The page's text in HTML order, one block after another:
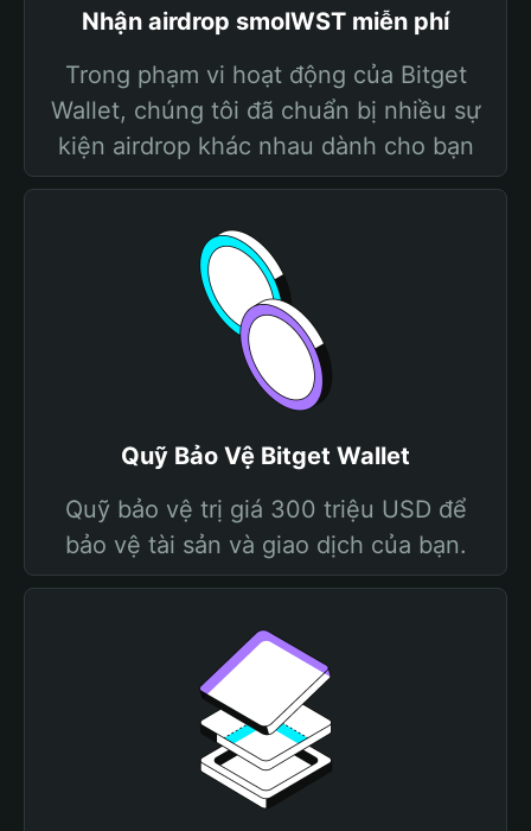
Nhận airdrop smolWST miễn phí
Trong phạm vi hoạt động của Bitget
Wallet, chúng tôi đã chuẩn bị nhiều sự
kiện airdrop khác nhau dành cho bạn
Quỹ Bảo Vệ Bitget Wallet
Quỹ bảo vệ trị giá 300 triệu USD để
bảo vệ tài sản và giao dịch của bạn.